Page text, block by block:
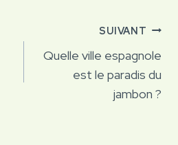
SUIVANT
Quelle ville espagnole
est le paradis du
jambon ?